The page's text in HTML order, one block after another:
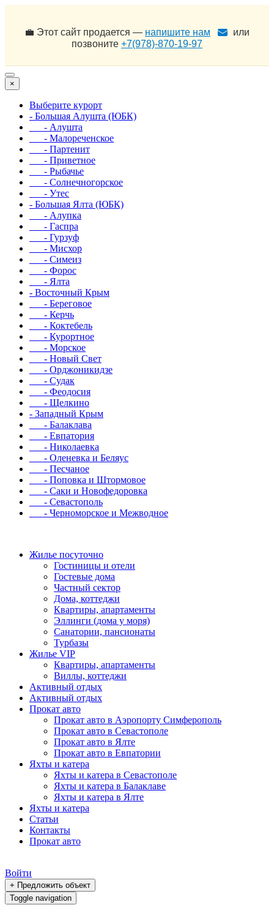
💼 Этот сайт продается — напишите нам
или
позвоните +7(978)-870-19-97
×
Выберите курорт
- Большая Алушта (ЮБК)
- Алушта
- Малореченское
- Партенит
- Приветное
- Рыбачье
- Солнечногорское
- Утес
- Большая Ялта (ЮБК)
- Алупка
- Гаспра
- Гурзуф
- Мисхор
- Симеиз
- Форос
- Ялта
- Восточный Крым
- Береговое
- Керчь
- Коктебель
- Курортное
- Морское
- Новый Свет
- Орджоникидзе
- Судак
- Феодосия
- Щелкино
- Западный Крым
- Балаклава
- Евпатория
- Николаевка
- Оленевка и Беляус
- Песчаное
- Поповка и Штормовое
- Саки и Новофедоровка
- Севастополь
- Черноморское и Межводное
Жилье посуточно
Гостиницы и отели
Гостевые дома
Частный сектор
Дома, коттеджи
Квартиры, апартаменты
Эллинги (дома у моря)
Санатории, пансионаты
Турбазы
Жилье VIP
Квартиры, апартаменты
Виллы, коттеджи
Активный отдых
Активный отдых
Прокат авто
Прокат авто в Аэропорту Симферополь
Прокат авто в Севастополе
Прокат авто в Ялте
Прокат авто в Евпатории
Яхты и катера
Яхты и катера в Севастополе
Яхты и катера в Балаклаве
Яхты и катера в Ялте
Яхты и катера
Статьи
Контакты
Прокат авто
Войти
+ Предложить объект
Toggle navigation